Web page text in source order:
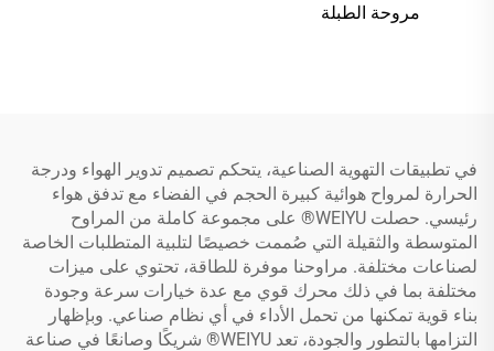
مروحة الطبلة
في تطبيقات التهوية الصناعية، يتحكم تصميم تدوير الهواء ودرجة
الحرارة لمرواح هوائية كبيرة الحجم في الفضاء مع تدفق هواء
رئيسي. حصلت WEIYU® على مجموعة كاملة من المراوح
المتوسطة والثقيلة التي صُممت خصيصًا لتلبية المتطلبات الخاصة
لصناعات مختلفة. مراوحنا موفرة للطاقة، تحتوي على ميزات
مختلفة بما في ذلك محرك قوي مع عدة خيارات سرعة وجودة
بناء قوية تمكنها من تحمل الأداء في أي نظام صناعي. وبإظهار
التزامها بالتطور والجودة، تعد WEIYU® شريكًا وصانعًا في صناعة